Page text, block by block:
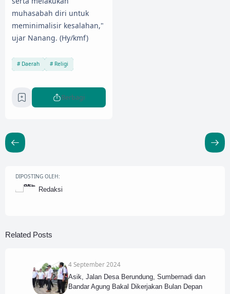
muhasabah diri untuk
meminimalisir kesalahan,"
ujar Nanang. (Hy/kmf)
Daerah Religi
Berbagi
DIPOSTING OLEH:
Redaksi
Related Posts
4 September 2024
Asik, Jalan Desa Berundung, Sumbernadi dan
Bandar Agung Bakal Dikerjakan Bulan Depan